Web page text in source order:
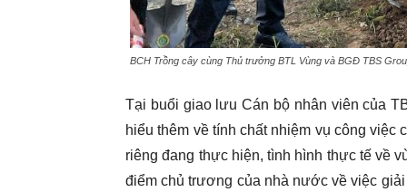
BCH Trồng cây cùng Thủ trưởng BTL Vùng và BGĐ TBS
Tại buổi giao lưu Cán bộ nhân viên của
hiểu thêm về tính chất nhiệm vụ công
riêng đang thực hiện, tình hình thực tế về
điểm chủ trương của nhà nước về việc